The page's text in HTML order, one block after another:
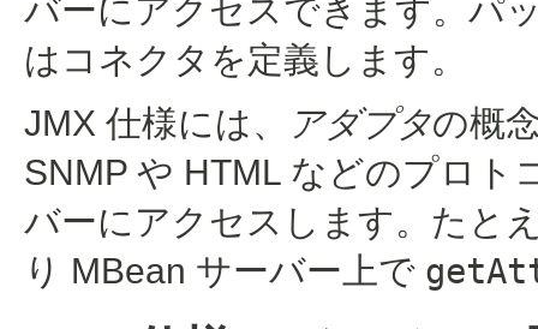
バーにアクセスできます。パ
はコネクタを定義します。
JMX 仕様には、
アダプタの概
SNMP や HTML などのプロト
バーにアクセスします。たと
り MBean サーバー上で